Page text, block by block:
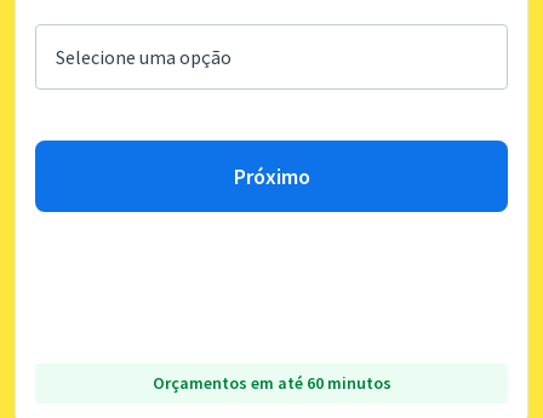
Próximo
Orçamentos em até 60 minutos